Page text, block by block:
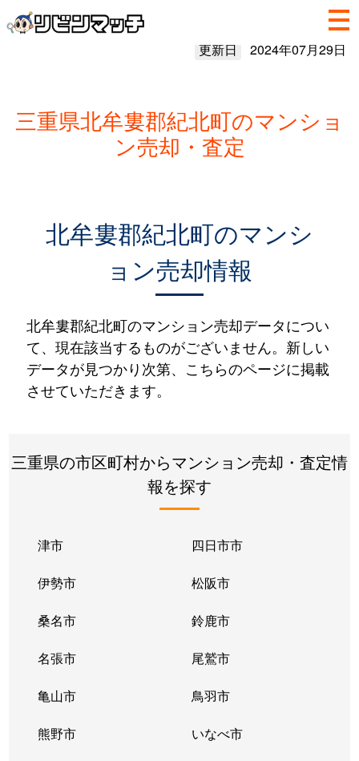
更新日 2024年07月29日
三重県北牟婁郡紀北町のマンショ
ン売却・査定
北牟婁郡紀北町のマンシ
ョン売却情報
北牟婁郡紀北町のマンション売却データについ
て、現在該当するものがございません。新しい
データが見つかり次第、こちらのページに掲載
させていただきます。
三重県の市区町村からマンション売却・査定情
報を探す
津市 四日市市
伊勢市 松阪市
桑名市 鈴鹿市
名張市 尾鷲市
亀山市 鳥羽市
熊野市 いなべ市